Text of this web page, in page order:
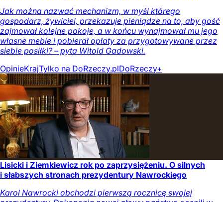
Jak można nazwać mechanizm, w myśl którego
gospodarz, żywiciel, przekazuje pieniądze na to, aby gość
zajmował kolejne pokoje, a w końcu wynajmował mu jego
własne meble i pobierał opłaty za przygotowywane przez
siebie posiłki? – pyta Witold Gadowski.
OpinieKrajTylko na DoRzeczy.plDoRzeczy+
Lisicki i Ziemkiewicz rok po zaprzysiężeniu. O silnych
i słabszych stronach prezydentury Nawrockiego
Karol Nawrocki obchodzi pierwszą rocznicę swojej